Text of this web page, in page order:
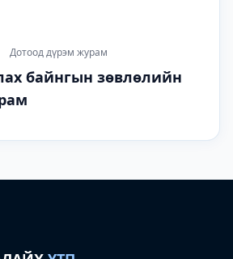
Дотоод дүрэм журам
байнгын зөвлөлийн